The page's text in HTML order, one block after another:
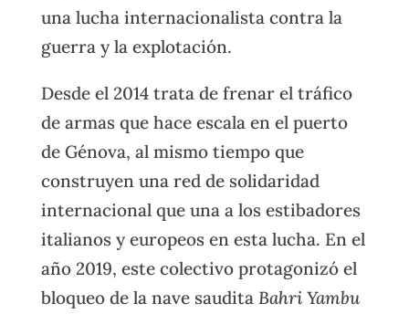
una lucha internacionalista contra la
guerra y la explotación.
Desde el 2014 trata de frenar el tráfico
de armas que hace escala en el puerto
de Génova, al mismo tiempo que
construyen una red de solidaridad
internacional que una a los estibadores
italianos y europeos en esta lucha. En el
año 2019, este colectivo protagonizó el
bloqueo de la nave saudita Bahri Yambu